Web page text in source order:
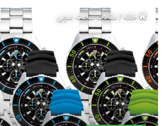
خانه/مقالات ساعت مچی